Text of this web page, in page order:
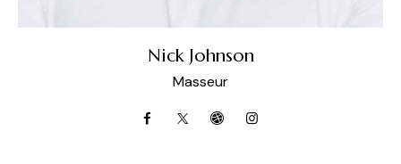
Nick Johnson
Masseur